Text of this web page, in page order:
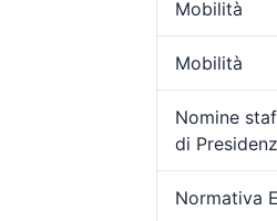
Mobilità
Mobilità
Nomine
di
Normativa